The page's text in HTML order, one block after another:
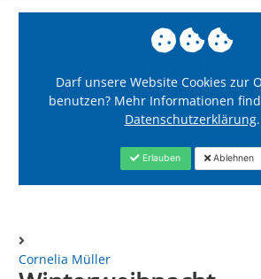
Darf unsere Website Cookies zur
benutzen? Mehr Informationen
Datenschutzerklärung.
Erlauben Ablehnen
Cornelia Müller